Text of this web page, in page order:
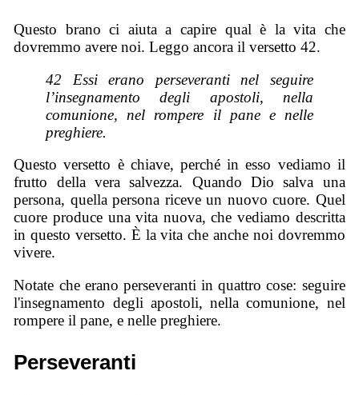
Questo brano ci aiuta a capire qual è la vita che
dovremmo avere noi. Leggo ancora il versetto 42.
42 Essi erano perseveranti nel seguire
l’insegnamento degli apostoli, nella
comunione, nel rompere il pane e nelle
preghiere.
Questo versetto è chiave, perché in esso vediamo il
frutto della vera salvezza. Quando Dio salva una
persona, quella persona riceve un nuovo cuore. Quel
cuore produce una vita nuova, che vediamo descritta
in questo versetto. È la vita che anche noi dovremmo
vivere.
Notate che erano perseveranti in quattro cose: seguire
l'insegnamento degli apostoli, nella comunione, nel
rompere il pane, e nelle preghiere.
Perseveranti